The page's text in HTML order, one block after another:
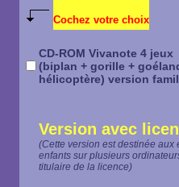
Cochez votre choix
CD-ROM Vivanote 4 jeux
(biplan + gorille +
hélicoptère) version
Version avec
(Cette version est destinée
enfants sur plusieurs
titulaire de la licence)